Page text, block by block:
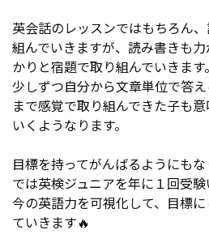
英会話のレッスンではもちろん
組んでいきますが、読み書きも
かりと宿題で取り組んでいきます。
少しずつ自分から文章単位で答
まで感覚で取り組んできた子も
いくようなります。
目標を持ってがんばるようにも
では英検ジュニアを年に１回受験
今の英語力を可視化して、目標
ていきます🔥